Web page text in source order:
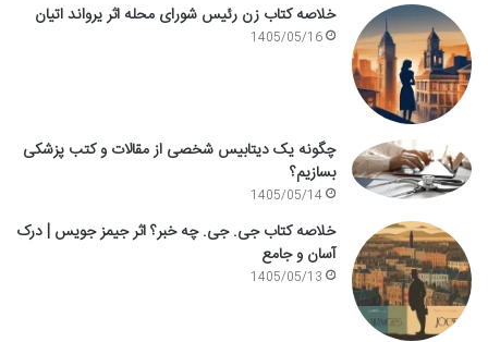
خلاصه کتاب زن رئیس شورای محله اثر یرواند اتیان
1405/05/16
چگونه یک دیتابیس شخصی از مقالات و کتب پزشکی
بسازیم؟
1405/05/14
خلاصه کتاب جی. جی. چه خبر؟ اثر جیمز جویس | درک
آسان و جامع
1405/05/13